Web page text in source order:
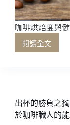
咖啡烘焙度與
閱讀全文
咖
與
健
康
出杯的勝負之
於咖啡職人的